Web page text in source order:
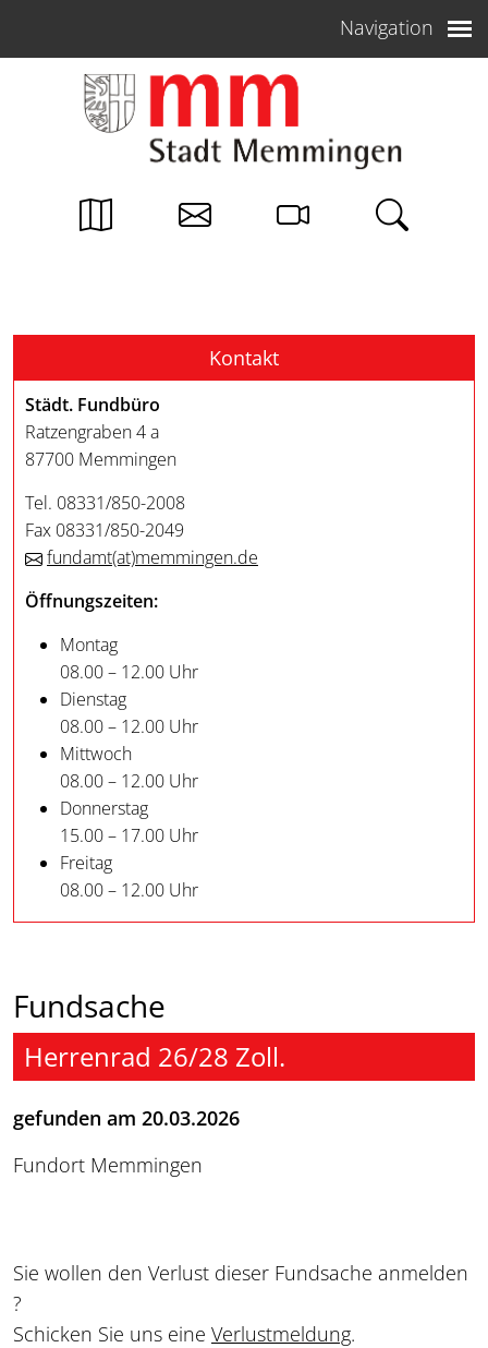
Navigation
Kontakt
Städt. Fundbüro
Ratzengraben 4 a
87700 Memmingen
Tel. 08331/850-2008
Fax 08331/850-2049
fundamt(at)memmingen.de
Öffnungszeiten:
Montag
08.00 – 12.00 Uhr
Dienstag
08.00 – 12.00 Uhr
Mittwoch
08.00 – 12.00 Uhr
Donnerstag
15.00 – 17.00 Uhr
Freitag
08.00 – 12.00 Uhr
Fundsache
Herrenrad 26/28 Zoll.
gefunden am 20.03.2026
Fundort Memmingen
Sie wollen den Verlust dieser Fundsache anmelden
?
Schicken Sie uns eine Verlustmeldung.